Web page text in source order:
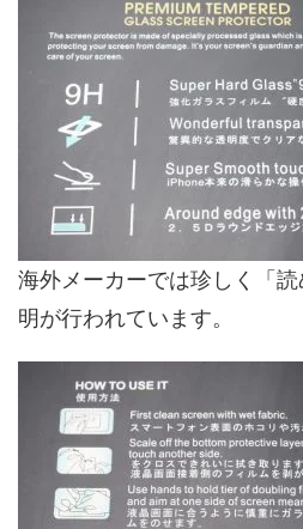
海外メーカーでは珍しく「
明が行われています。